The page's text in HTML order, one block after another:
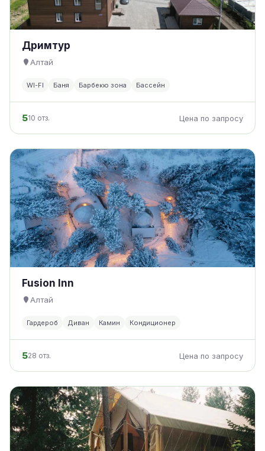
Дримтур
Алтай
WI-FI Баня Барбекю зона Бассейн
510 отз. Цена по запросу
Fusion Inn
Алтай
Гардероб Диван Камин Кондиционер
528 отз. Цена по запросу